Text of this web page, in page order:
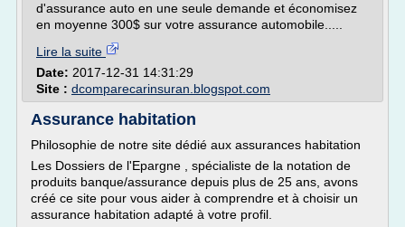
d'assurance auto en une seule demande et économisez
en moyenne 300$ sur votre assurance automobile.....
Lire la suite
Date: 2017-12-31 14:31:29
Site : dcomparecarinsuran.blogspot.com
Assurance habitation
Philosophie de notre site dédié aux assurances habitation
Les Dossiers de l'Epargne , spécialiste de la notation de
produits banque/assurance depuis plus de 25 ans, avons
créé ce site pour vous aider à comprendre et à choisir un
assurance habitation adapté à votre profil.